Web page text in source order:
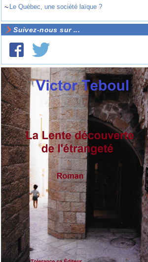
~ Le Québec, une société laïque ?
Suivez-nous sur ...